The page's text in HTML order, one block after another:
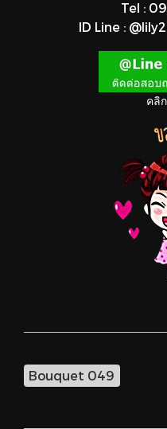
Tel :
ID Line :
คลิ
Bouquet 049